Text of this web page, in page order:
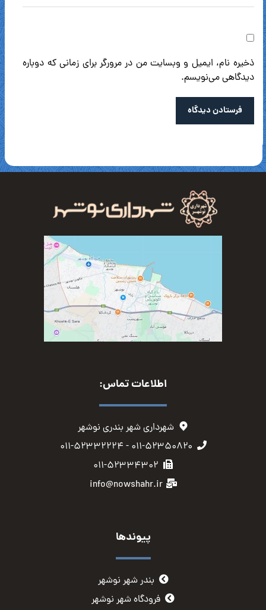
ذخیره نام، ایمیل و وبسایت من در مرورگر برای زمانی که دوباره
دیدگاهی می‌نویسم.
فرستادن دیدگاه
اطلاعات تماس:
شهرداری شهر بندری نوشهر
۰۱۱-۵۲۳۵۰۸۲۰ - ۰۱۱-۵۲۳۳۲۲۲۴
۰۱۱-۵۲۳۳۴۳۰۲
info@nowshahr.ir
پیوندها
بندر شهر نوشهر
فرودگاه شهر نوشهر